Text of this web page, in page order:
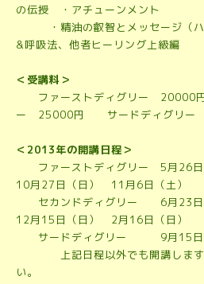
の伝授 ・アチューンメント
・精油の叡智とメッセージ（ハ
&呼吸法、他者ヒーリング上級編
＜受講料＞
ファーストディグリー 20000
ー 25000円 サードディグリー
＜2013年の開講日程＞
ファーストディグリー 5月26
10月27日（日） 11月6日（土）
セカンドディグリー 6月23日
12月15日（日） 2月16日（日）
サードディグリー 9月15日（
上記日程以外でも開講します
い。